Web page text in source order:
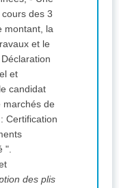
des 3
montant, la
et le
et
candidat
marchés de
".
des plis